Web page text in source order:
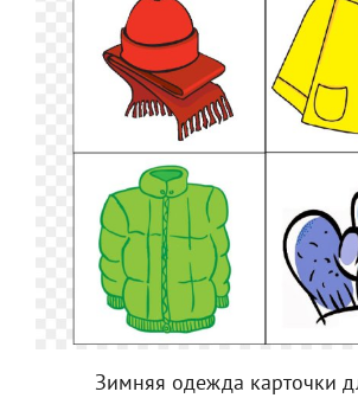
Зимняя одежда карточки